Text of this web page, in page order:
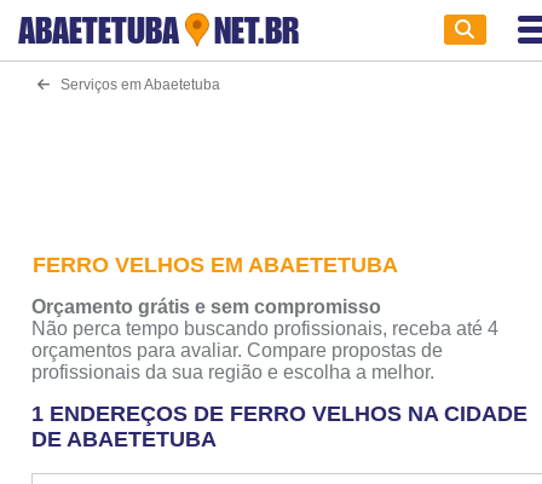
ABAETETUBA NET.BR
Serviços em Abaetetuba
FERRO VELHOS EM ABAETETUBA
Orçamento grátis e sem compromisso
Não perca tempo buscando profissionais, receba até 4
orçamentos para avaliar. Compare propostas de
profissionais da sua região e escolha a melhor.
1 ENDEREÇOS DE FERRO VELHOS NA CIDADE
DE ABAETETUBA